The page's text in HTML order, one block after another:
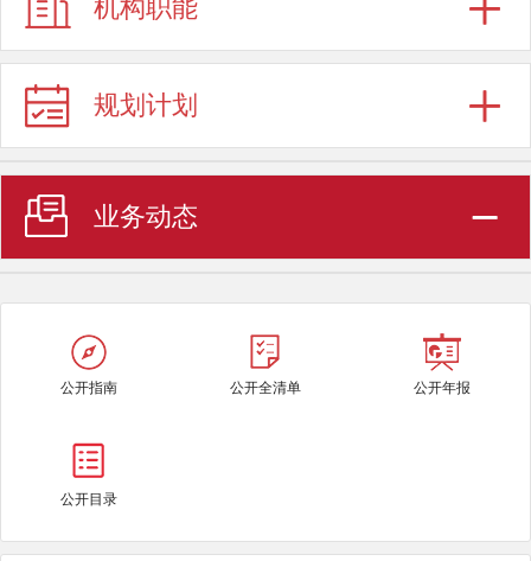
机构职能
规划计划
业务动态
公开指南 公开全清单 公开年报
公开目录